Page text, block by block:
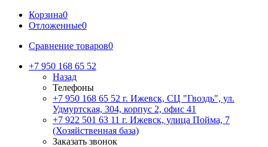
Корзина0
Отложенные0
Сравнение товаров0
+7 950 168 65 52
Назад
Телефоны
+7 950 168 65 52 г. Ижевск, СЦ "Гвоздь", ул.
Удмуртская, 304, корпус 2, офис 41
+7 922 501 63 11 г. Ижевск, улица Пойма, 7
(Хозяйственная база)
Заказать звонок